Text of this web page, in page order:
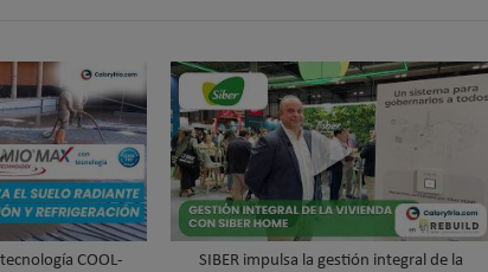
COOL-
SIBER impulsa la gestión integral de la